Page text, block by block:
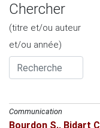
Chercher
(titre et/ou auteur
et/ou année)
Communication
Bourdon S., Bidart